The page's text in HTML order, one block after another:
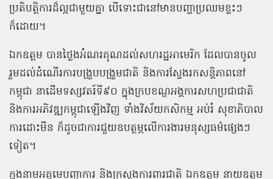
ប្រតិបត្តិការដ៏ល្អជាមួយគ្នា បើទោះជានៅមានបញ្ហាប្រឈមខ្លះៗ
ក៏ដោយ។
ឯកឧត្តម បានថ្លៃងអំណរគុណដល់សហរដ្ឋអាមេរិក ដែលបានចូល
រួមដល់ដំណើរការបង្រួបបង្រួមជាតិ និងការស្វែងរកសន្តិភាពនៅ
កម្ពុជា នាដើមទស្សវតរ៍ទី៩០ ក្នុងក្របខណ្ឌអង្គការសហប្រជាជាតិ
និងការអភិវឌ្ឍកម្ពុជាឡើងវិញ ទាំងវិស័យកសិកម្ម អប់រំ សុខាភិបាល
ការដោះមីន ក៏ដូចជាការជួយឧបត្ថម្ភលើការងារមនុស្សធម៌ផ្សេងៗ
ទៀត។
ក្នុងនាមអគ្គមេបញ្ជាការ និងក្រសួងការពារជាតិ ឯកឧត្តម នាយឧត្តម